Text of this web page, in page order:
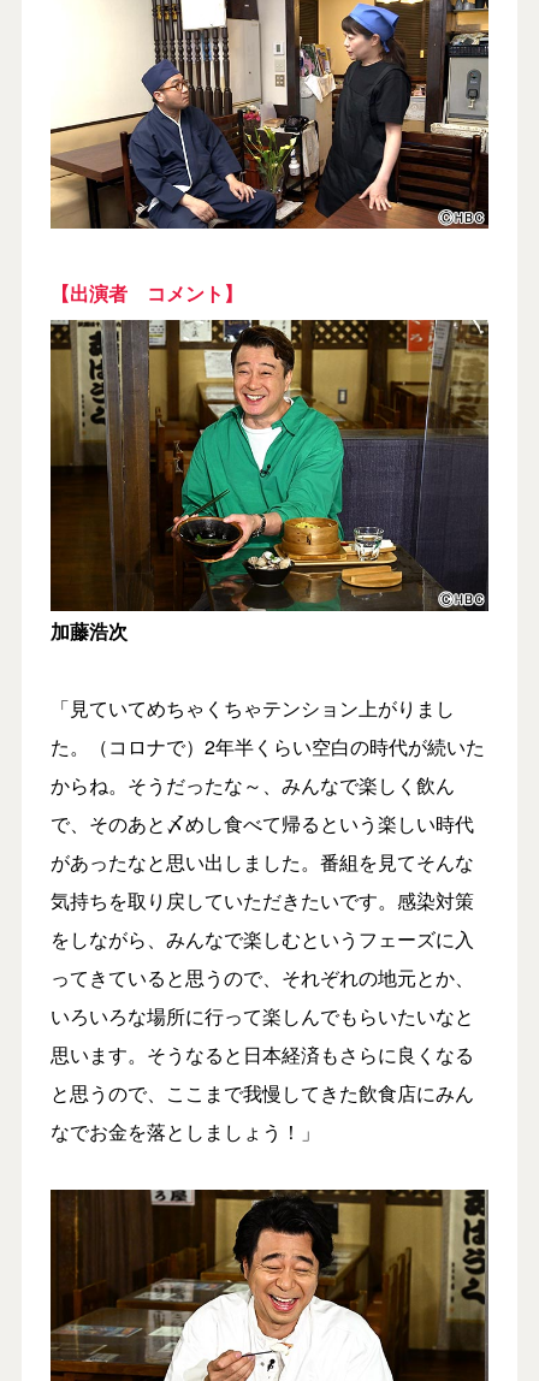
【出演者 コメント】
加藤浩次
「見ていてめちゃくちゃテンション上がりまし
た。（コロナで）2年半くらい空白の時代が続いた
からね。そうだったな～、みんなで楽しく飲ん
で、そのあと〆めし食べて帰るという楽しい時代
があったなと思い出しました。番組を見てそんな
気持ちを取り戻していただきたいです。感染対策
をしながら、みんなで楽しむというフェーズに入
ってきていると思うので、それぞれの地元とか、
いろいろな場所に行って楽しんでもらいたいなと
思います。そうなると日本経済もさらに良くなる
と思うので、ここまで我慢してきた飲食店にみん
なでお金を落としましょう！」